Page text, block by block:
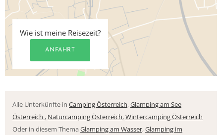
Wie ist meine Reisezeit?
ANFAHRT
Alle Unterkünfte in Camping Österreich,Glamping am See
Österreich , Naturcamping Österreich,Wintercamping Österreich
Oder in diesem ThemaGlamping am Wasser,Glamping im